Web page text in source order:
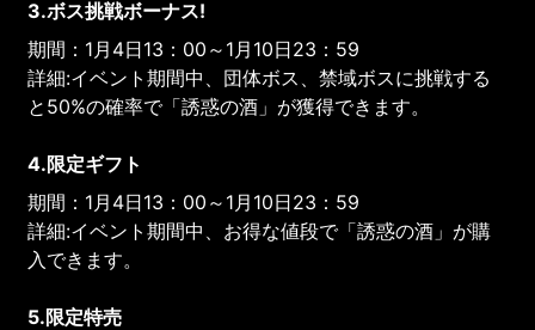
3.ボス挑戦ボーナス!
期間：1月4日13：00～1月10日23：59
詳細:イベント期間中、団体ボス、禁域ボスに挑戦する
と50%の確率で「誘惑の酒」が獲得できます。
4.限定ギフト
期間：1月4日13：00～1月10日23：59
詳細:イベント期間中、お得な値段で「誘惑の酒」が購
入できます。
5.限定特売